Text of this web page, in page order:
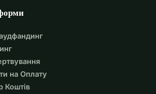
на Оплату
Коштів